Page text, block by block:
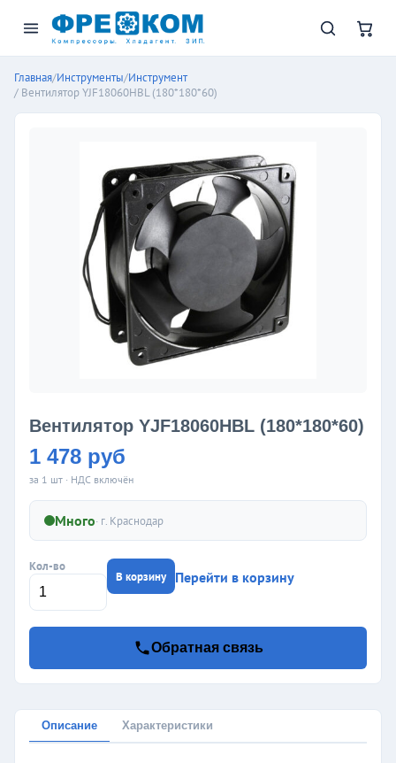
Главная/Инструменты/Инструмент
/ Вентилятор YJF18060HBL (180*180*60)
Вентилятор YJF18060HBL (180*180*60)
1 478 руб
за 1 шт · НДС включён
Много· г. Краснодар
Кол-во
В корзину Перейти в корзину
Обратная связь
Описание Характеристики